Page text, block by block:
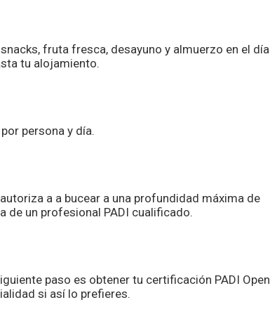
fruta fresca, desayuno y almuerzo en el día
tu alojamiento.
persona y día.
a a bucear a una profundidad máxima de
de un profesional PADI cualificado.
paso es obtener tu certificación PADI Open
si así lo prefieres.